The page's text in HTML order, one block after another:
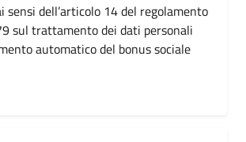
sensi dell’articolo 14 del regolamento
sul trattamento dei dati personali
automatico del bonus sociale